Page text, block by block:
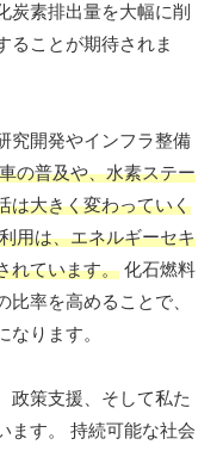
炭素排出量を大幅に削
ることが期待されま
究開発やインフラ整備
の普及や、水素ステー
は大きく変わっていく
用は、エネルギーセキ
れています。 化石燃料
率を高めることで、
ります。
政策支援、そして私た
ます。 持続可能な社会